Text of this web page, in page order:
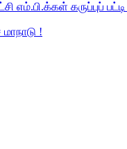
எம்.பி.க்கள் கருப்புப்
!